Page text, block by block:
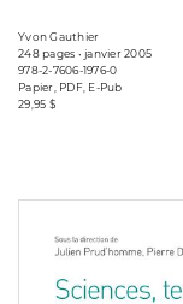
Yvon Gauthier
248 pages • janvier 2005
978-2-7606-1976-0
Papier, PDF, E-Pub
29,95 $